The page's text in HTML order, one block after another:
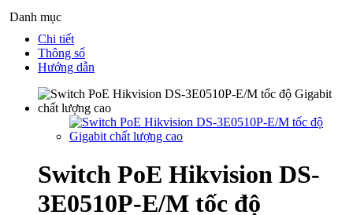
Danh mục
Chi tiết
Thông số
Hướng dẫn
Switch PoE Hikvision DS-
3E0510P-E/M tốc độ